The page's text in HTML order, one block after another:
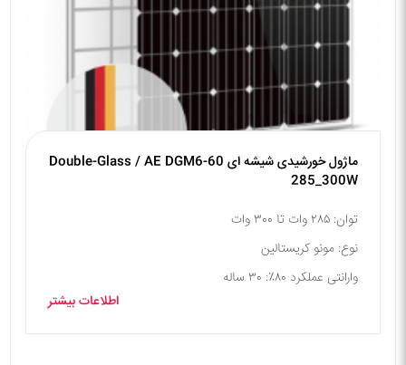
ماژول خورشیدی شیشه ای Double-Glass / AE DGM6-60
285_300W
توان: ۲۸۵ وات تا ۳۰۰ وات
نوع: مونو کریستالین
وارانتی عملکرد ۸۰٪: ۳۰ ساله
اطلاعات بیشتر